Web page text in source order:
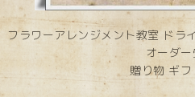
フラワーアレンジメント教室 ドラ
オーダ
贈り物 ギ